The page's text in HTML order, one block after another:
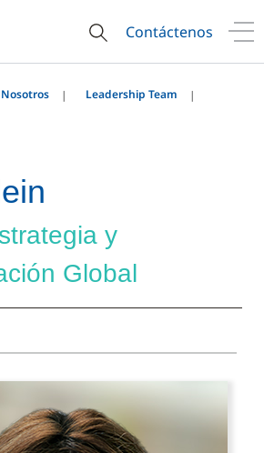
Contáctenos
Leadership Team
y
Global